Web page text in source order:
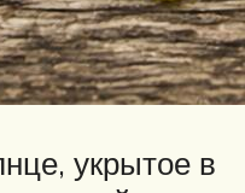
укрытое в